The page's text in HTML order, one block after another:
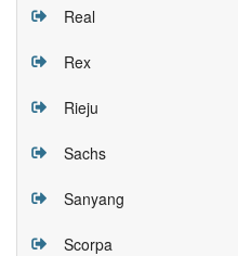
Real
Rex
Rieju
Sachs
Sanyang
Scorpa